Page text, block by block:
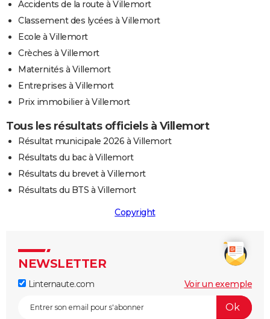
Accidents de la route à Villemort
Classement des lycées à Villemort
Ecole à Villemort
Crèches à Villemort
Maternités à Villemort
Entreprises à Villemort
Prix immobilier à Villemort
Tous les résultats officiels à Villemort
Résultat municipale 2026 à Villemort
Résultats du bac à Villemort
Résultats du brevet à Villemort
Résultats du BTS à Villemort
Copyright
NEWSLETTER
Linternaute.com Voir un exemple